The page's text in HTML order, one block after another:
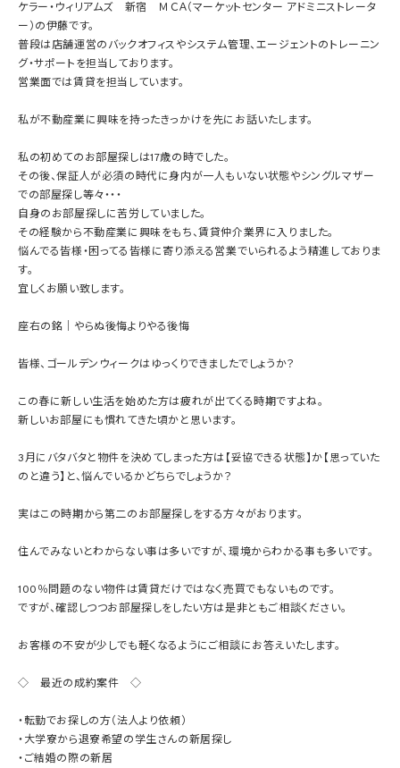
ケラー・ウィリアムズ 新宿 ＭＣＡ（マーケットセンター アドミニストレータ
ー）の伊藤です。
普段は店舗運営のバックオフィスやシステム管理、エージェントのトレーニン
グ・サポートを担当しております。
営業面では賃貸を担当しています。
私が不動産業に興味を持ったきっかけを先にお話いたします。
私の初めてのお部屋探しは17歳の時でした。
その後、保証人が必須の時代に身内が一人もいない状態やシングルマザー
での部屋探し等々・・・
自身のお部屋探しに苦労していました。
その経験から不動産業に興味をもち、賃貸仲介業界に入りました。
悩んでる皆様・困ってる皆様に寄り添える営業でいられるよう精進しておりま
す。
宜しくお願い致します。
座右の銘｜やらぬ後悔よりやる後悔
皆様、ゴールデンウィークはゆっくりできましたでしょうか？
この春に新しい生活を始めた方は疲れが出てくる時期ですよね。
新しいお部屋にも慣れてきた頃かと思います。
3月にバタバタと物件を決めてしまった方は【妥協できる状態】か【思っていた
のと違う】と、悩んでいるかどちらでしょうか？
実はこの時期から第二のお部屋探しをする方々がおります。
住んでみないとわからない事は多いですが、環境からわかる事も多いです。
100％問題のない物件は賃貸だけではなく売買でもないものです。
ですが、確認しつつお部屋探しをしたい方は是非ともご相談ください。
お客様の不安が少しでも軽くなるようにご相談にお答えいたします。
◇ 最近の成約案件 ◇
・転勤でお探しの方（法人より依頼）
・大学寮から退寮希望の学生さんの新居探し
・ご結婚の際の新居